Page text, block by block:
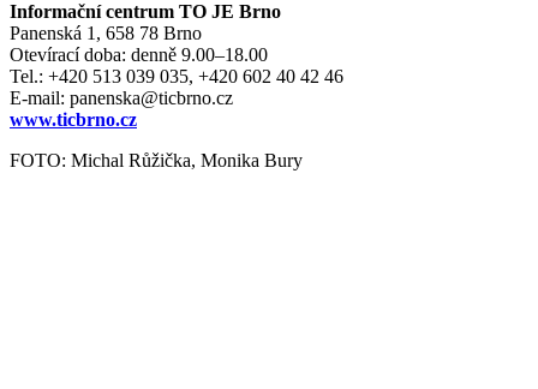
Informační centrum TO JE Brno
Panenská 1, 658 78 Brno
Otevírací doba: denně 9.00–18.00
Tel.: +420 513 039 035, +420 602 40 42 46
E-mail: panenska@ticbrno.cz
www.ticbrno.cz
FOTO: Michal Růžička, Monika Bury